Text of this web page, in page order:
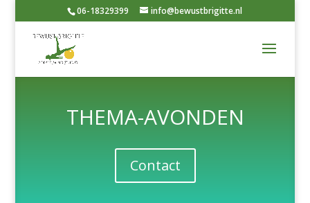
06-18329399 info@bewustbrigitte.nl
THEMA-AVONDEN
Contact